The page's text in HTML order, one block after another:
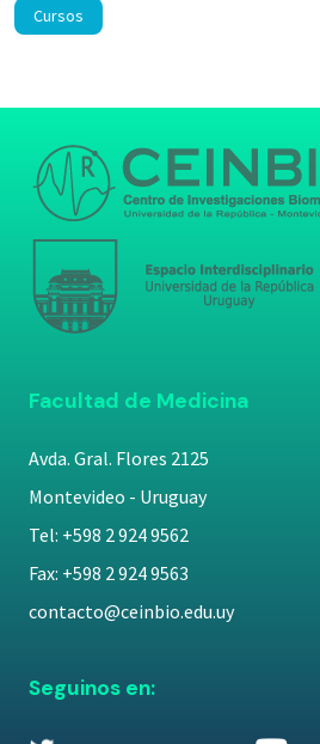
Cursos
Facultad de Medicina
Avda. Gral. Flores 2125
Montevideo - Uruguay
Tel: +598 2 924 9562
Fax: +598 2 924 9563
contacto@ceinbio.edu.uy
Seguinos en: